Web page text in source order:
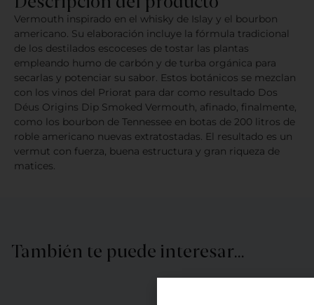
Vermouth inspirado en el whisky de Islay y el bourbon
americano. Su elaboración incluye la fórmula tradicional
de los destilados escoceses de tostar las plantas
empleando humo de carbón y de turba orgánica para
secarlas y potenciar su sabor. Estos botánicos se mezclan
con los vinos del Priorat para dar como resultado Dos
Déus Origins Dip Smoked Vermouth, afinado, finalmente,
como los bourbon de Tennessee en botas de 200 litros de
roble americano nuevas extratostadas. El resultado es un
vermut con fuerza, buena estructura y gran riqueza de
matices.
También te puede interesar…